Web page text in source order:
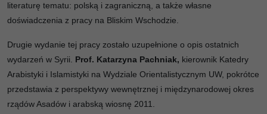
literaturę tematu: polską i zagraniczną, a także własne
doświadczenia z pracy na Bliskim Wschodzie.
Drugie wydanie tej pracy zostało uzupełnione o opis ostatnich
wydarzeń w Syrii. Prof. Katarzyna Pachniak, kierownik Katedry
Arabistyki i Islamistyki na Wydziale Orientalistycznym UW, pokrótce
przedstawia z perspektywy wewnętrznej i międzynarodowej okres
rządów Asadów i arabską wiosnę 2011.